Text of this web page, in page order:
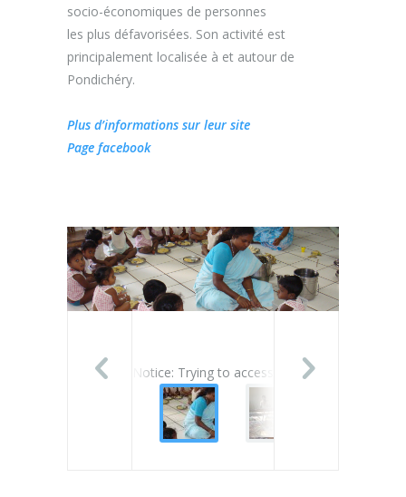
socio-économiques de personnes
les plus défavorisées. Son activité est
principalement localisée à et autour de
Pondichéry.
Plus d’informations sur leur site
Page facebook
Notice: Trying to access array offset on